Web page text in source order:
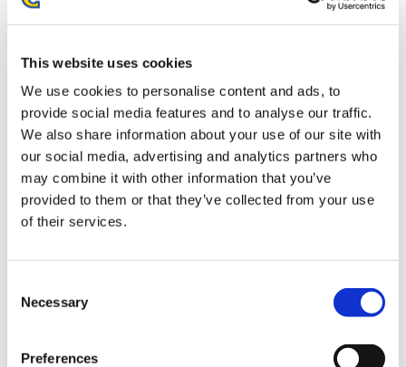
This website uses cookies
We use cookies to personalise content and ads, to
provide social media features and to analyse our traffic.
We also share information about your use of our site with
our social media, advertising and analytics partners who
may combine it with other information that you’ve
provided to them or that they’ve collected from your use
of their services.
Selection
Necessary
Preferences
お届け開始日： 2025/07/10 ～
3,630円(税込)
ストリートファイター6 デフォルメぬいぐるみ A.K.I.